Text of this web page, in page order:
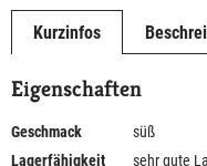
Kurzinfos
Eigenschaften
Geschmack
süß
Lagerfähigkeit
sehr gute